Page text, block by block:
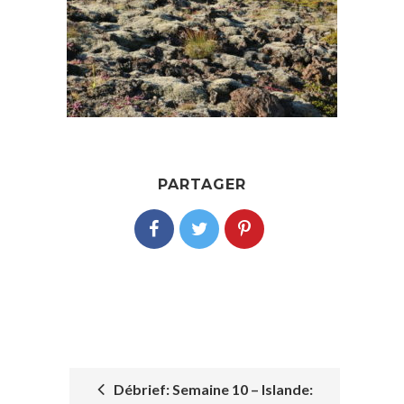
PARTAGER
Débrief: Semaine 10 – Islande: